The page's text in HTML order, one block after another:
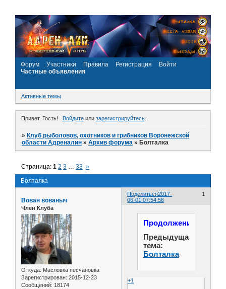
Форум Участники Правила Регистрация
Войти
Частные объявления
Активные темы
Привет, Гость! Войдитеили зарегистрируйтесь.
»Клуб рыболовов, охотников и грибников Воронежской
области Адреналин »Архив форума »Болталка
Болталка
Страница:1 2 3 … 33 »
Поделиться 1
2017-
06-01 07:54:56
Вован вованыч
Член Клуба
Откуда: Масловка песчановка
Зарегистрирован: 2015-12-23
Сообщений: 18174
Продолжение...
Предыдущая
тема:
Болталка
+1